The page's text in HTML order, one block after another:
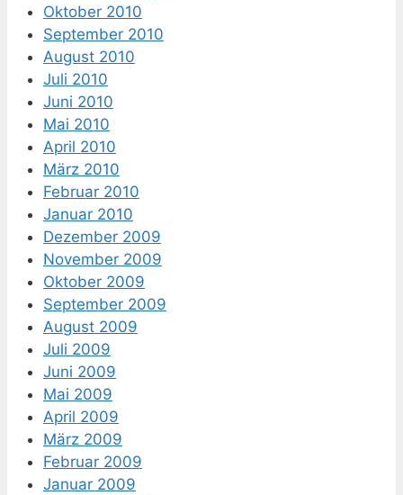
Oktober 2010
September 2010
August 2010
Juli 2010
Juni 2010
Mai 2010
April 2010
März 2010
Februar 2010
Januar 2010
Dezember 2009
November 2009
Oktober 2009
September 2009
August 2009
Juli 2009
Juni 2009
Mai 2009
April 2009
März 2009
Februar 2009
Januar 2009